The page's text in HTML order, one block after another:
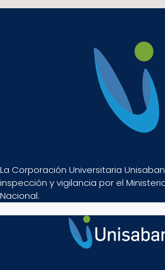
La Corporación Universitaria
inspección y vigilancia por el
Nacional.